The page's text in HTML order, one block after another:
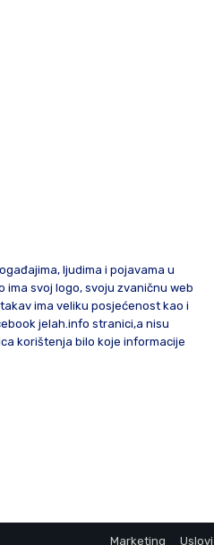
ljudima i pojavama u
svoj logo, svoju zvaničnu web
ima veliku posjećenost kao i
jelah.info stranici,a nisu
korištenja bilo koje informacije
Marketing